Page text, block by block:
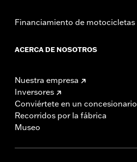
Financiamiento de motocicletas
ACERCA DE NOSOTROS
Nuestra empresa
Inversores
Conviértete en un concesionario
Recorridos por la fábrica
Museo